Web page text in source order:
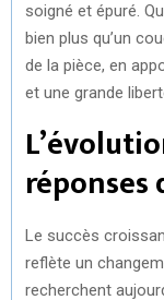
soigné et épuré.
bien plus qu’un
de la pièce, en
et une grande
réponses
Le succès
reflète un
recherchent